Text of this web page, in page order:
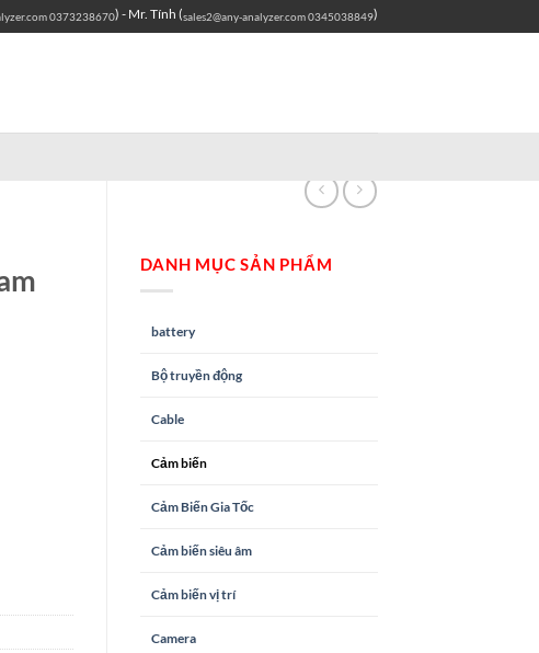
0373238670) - Mr. Tính (sales2@any-analyzer.com0345038849)
DANH MỤC SẢN PHẨM
battery
Bộ truyền động
Cable
Cảm biến
Cảm Biến Gia Tốc
Cảm biến siêu âm
Cảm biến vị trí
Camera